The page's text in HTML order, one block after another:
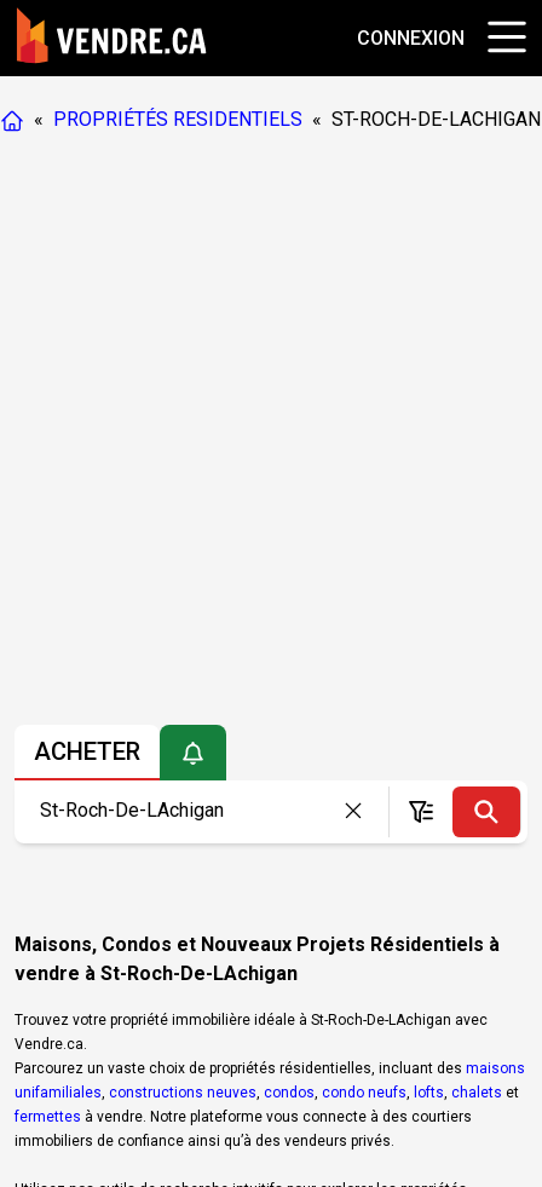
CONNEXION
« PROPRIÉTÉS RESIDENTIELS « ST-ROCH-DE-LACHIGAN
ACHETER
Maisons, Condos et Nouveaux Projets Résidentiels à
vendre à St-Roch-De-LAchigan
Trouvez votre propriété immobilière idéale à St-Roch-De-LAchigan avec
Vendre.ca.
Parcourez un vaste choix de propriétés résidentielles, incluant des maisons
unifamiliales constructions neuves condos condo neufs lofts chalets et
fermettes à vendre. Notre plateforme vous connecte à des courtiers
immobiliers de confiance ainsi qu’à des vendeurs privés.